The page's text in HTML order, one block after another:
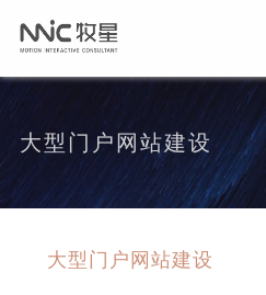
大型门户网站建设
大型门户网站建设